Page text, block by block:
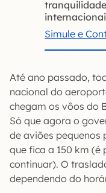
Simule e
Até ano passado,
nacional do
chegam os vôos do
Só que agora o
de aviões pequenos
que fica a 150 km (é
continuar). O
dependendo do